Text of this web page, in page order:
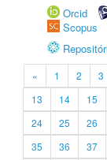
Orcid
Scopus
« 1 2 3
13
14 15
24
25 26
35
36 37